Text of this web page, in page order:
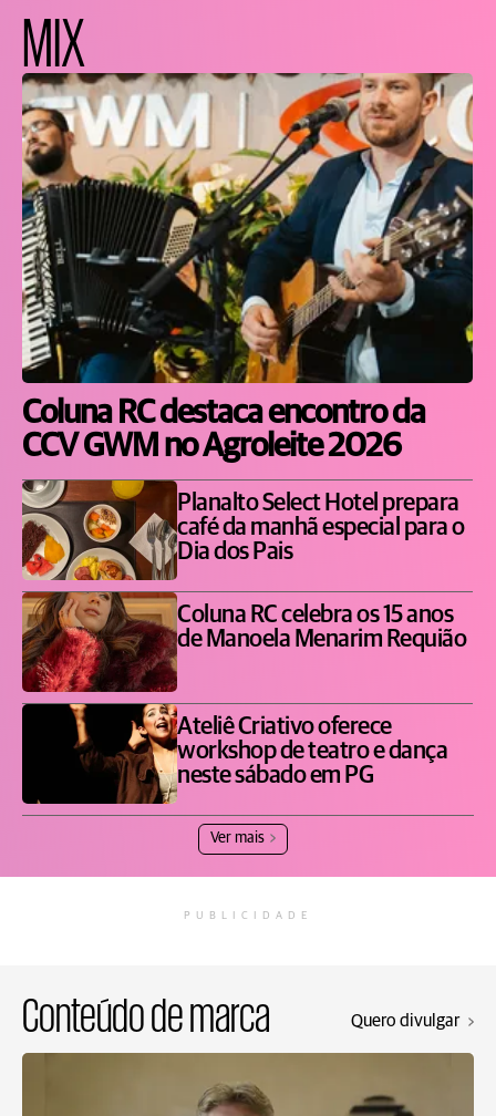
MIX
Coluna RC destaca encontro da
CCV GWM no Agroleite 2026
Planalto Select Hotel prepara
café da manhã especial para o
Dia dos Pais
Coluna RC celebra os 15 anos
de Manoela Menarim Requião
Ateliê Criativo oferece
workshop de teatro e dança
neste sábado em PG
Ver mais
PUBLICIDADE
Conteúdo de marca Quero divulgar